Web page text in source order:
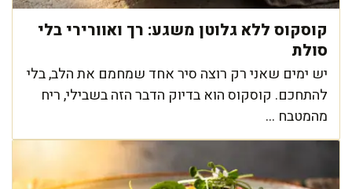
קוסקוס ללא גלוטן משגע: רך ואוורירי בלי
סולת
יש ימים שאני רק רוצה סיר אחד שמחמם את הלב, בלי
להתחכם. קוסקוס הוא בדיוק הדבר הזה בשבילי, ריח
מהמטבח ...